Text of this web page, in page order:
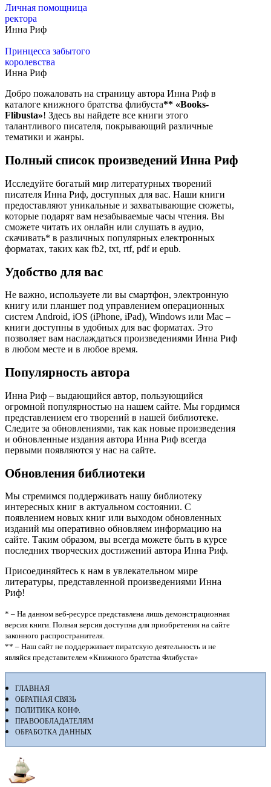
Личная помощница
ректора
Инна Риф
Принцесса забытого
королевства
Инна Риф
Добро пожаловать на страницу автора Инна Риф в
каталоге книжного братства флибуста** «Books-
Flibusta»! Здесь вы найдете все книги этого
талантливого писателя, покрывающий различные
тематики и жанры.
Полный список произведений Инна Риф
Исследуйте богатый мир литературных творений
писателя Инна Риф, доступных для вас. Наши книги
предоставляют уникальные и захватывающие сюжеты,
которые подарят вам незабываемые часы чтения. Вы
сможете читать их онлайн или слушать в аудио,
скачивать* в различных популярных електронных
форматах, таких как fb2, txt, rtf, pdf и epub.
Удобство для вас
Не важно, используете ли вы смартфон, электронную
книгу или планшет под управлением операционных
систем Android, iOS (iPhone, iPad), Windows или Mac –
книги доступны в удобных для вас форматах. Это
позволяет вам наслаждаться произведениями Инна Риф
в любом месте и в любое время.
Популярность автора
Инна Риф – выдающийся автор, пользующийся
огромной популярностью на нашем сайте. Мы гордимся
представлением его творений в нашей библиотеке.
Следите за обновлениями, так как новые произведения
и обновленные издания автора Инна Риф всегда
первыми появляются у нас на сайте.
Обновления библиотеки
Мы стремимся поддерживать нашу библиотеку
интересных книг в актуальном состоянии. С
появлением новых книг или выходом обновленных
изданий мы оперативно обновляем информацию на
сайте. Таким образом, вы всегда можете быть в курсе
последних творческих достижений автора Инна Риф.
Присоединяйтесь к нам в увлекательном мире
литературы, представленной произведениями Инна
Риф!
* – На данном веб-ресурсе представлена лишь демонстрационная
версия книги. Полная версия доступна для приобретения на сайте
законного распространителя.
** – Наш сайт не поддерживает пиратскую деятельность и не
являйся представителем «Книжного братства Флибуста»
ГЛАВНАЯ
ОБРАТНАЯ СВЯЗЬ
ПОЛИТИКА КОНФ.
ПРАВООБЛАДАТЕЛЯМ
ОБРАБОТКА ДАННЫХ